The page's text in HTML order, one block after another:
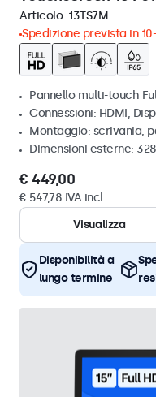
Articolo: 13TS7M
Spedizione prevista in
Pannello multi-touch
Connessioni: HDMI,
Montaggio: scrivania,
Dimensioni esterne:
€ 449,00
€ 547,78 IVA incl.
Visualizza
Disponibilità a
lungo termine